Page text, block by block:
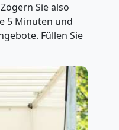
Sie also
5 Minuten und
Füllen Sie